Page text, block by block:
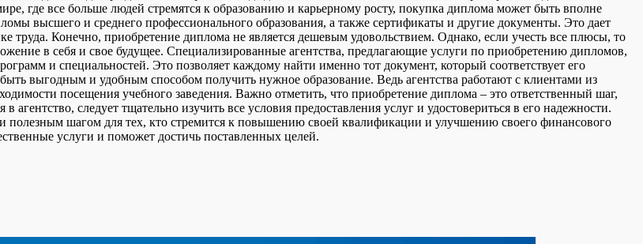
где все больше людей стремятся к образованию и карьерному росту, покупка диплома может быть вполне
высшего и среднего профессионального образования, а также сертификаты и другие документы. Это дает
Конечно, приобретение диплома не является дешевым удовольствием. Однако, если учесть все плюсы, то
в себя и свое будущее. Специализированные агентства, предлагающие услуги по приобретению дипломов,
и специальностей. Это позволяет каждому найти именно тот документ, который соответствует его
выгодным и удобным способом получить нужное образование. Ведь агентства работают с клиентами из
посещения учебного заведения. Важно отметить, что приобретение диплома – это ответственный шаг,
агентство, следует тщательно изучить все условия предоставления услуг и удостовериться в его надежности.
шагом для тех, кто стремится к повышению своей квалификации и улучшению своего финансового
услуги и поможет достичь поставленных целей.